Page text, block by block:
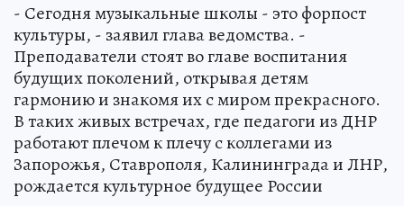
- Сегодня музыкальные школы - это форпост
культуры, - заявил глава ведомства. -
Преподаватели стоят во главе воспитания
будущих поколений, открывая детям
гармонию и знакомя их с миром прекрасного.
В таких живых встречах, где педагоги из ДНР
работают плечом к плечу с коллегами из
Запорожья, Ставрополя, Калининграда и ЛНР,
рождается культурное будущее России